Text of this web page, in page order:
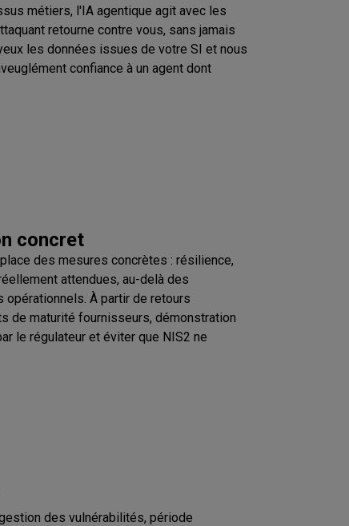
métiers, l'IA agentique agit avec les
retourne contre vous, sans jamais
les données issues de votre SI et nous
confiance à un agent dont
concret
des mesures concrètes : résilience,
attendues, au-delà des
À partir de retours
de maturité fournisseurs, démonstration
le régulateur et éviter que NIS2 ne
des vulnérabilités, période